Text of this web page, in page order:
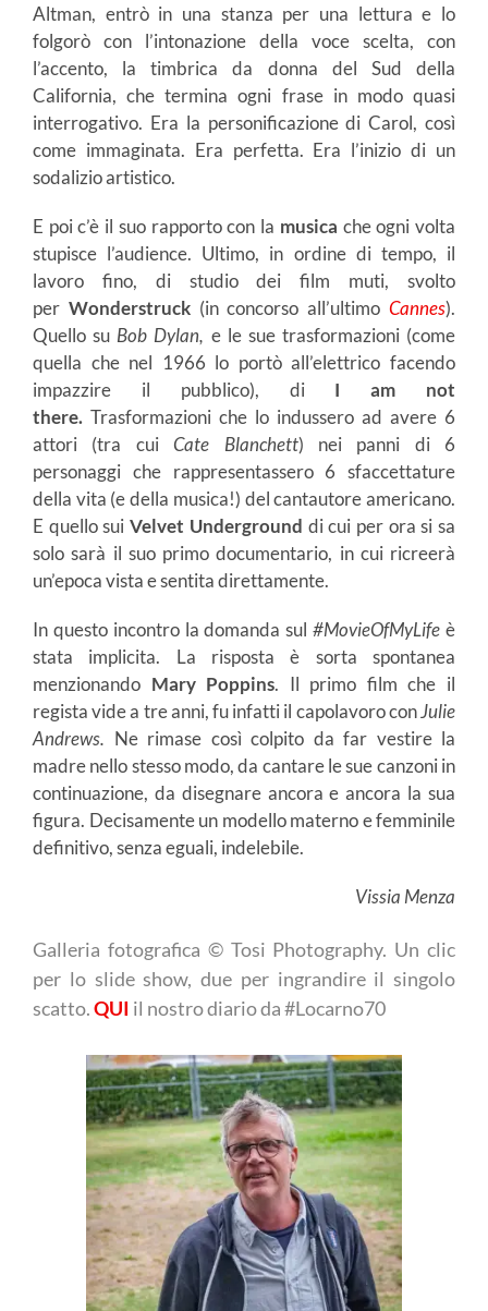
Altman, entrò in una stanza per una lettura e lo
folgorò con l’intonazione della voce scelta, con
l’accento, la timbrica da donna del Sud della
California, che termina ogni frase in modo quasi
interrogativo. Era la personificazione di Carol, così
come immaginata. Era perfetta. Era l’inizio di un
sodalizio artistico.
E poi c’è il suo rapporto con la musica che ogni volta
stupisce l’audience. Ultimo, in ordine di tempo, il
lavoro fino, di studio dei film muti, svolto
per Wonderstruck(in concorso all’ultimoCannes).
Quello su Bob Dylan, e le sue trasformazioni (come
quella che nel 1966 lo portò all’elettrico facendo
impazzire il pubblico), di I am not
there. Trasformazioni che lo indussero ad avere 6
attori (tra cuiCate Blanchett) nei panni di 6
personaggi che rappresentassero 6 sfaccettature
della vita (e della musica!) del cantautore americano.
E quello suiVelvet Underground di cui per ora si sa
solo sarà il suo primo documentario, in cui ricreerà
un’epoca vista e sentita direttamente.
In questo incontro la domanda sul#MovieOfMyLife è
stata implicita. La risposta è sorta spontanea
menzionando Mary Poppins. Il primo film che il
regista vide a tre anni, fu infatti il capolavoro conJulie
Andrews. Ne rimase così colpito da far vestire la
madre nello stesso modo, da cantare le sue canzoni in
continuazione, da disegnare ancora e ancora la sua
figura. Decisamente un modello materno e femminile
definitivo, senza eguali, indelebile.
Vissia Menza
Galleria fotografica © Tosi Photography. Un clic
per lo slide show, due per ingrandire il singolo
scatto.QUI il nostro diario da #Locarno70